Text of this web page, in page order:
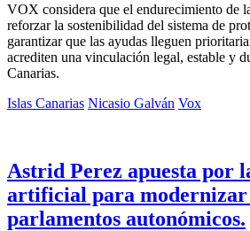
VOX considera que el endurecimiento de
reforzar la sostenibilidad del sistema de
garantizar que las ayudas lleguen
acrediten una vinculación legal, estable y
Canarias.
Islas Canarias Nicasio Galván Vox
Astrid Perez apuesta por
artificial para modernizar
parlamentos autonómicos.